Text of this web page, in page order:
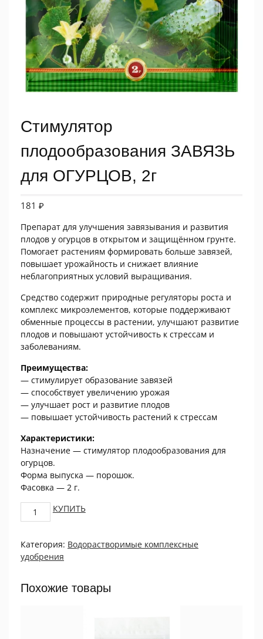
Стимулятор
плодообразования ЗАВЯЗЬ
для ОГУРЦОВ, 2г
181 ₽
Препарат для улучшения завязывания и развития
плодов у огурцов в открытом и защищённом грунте.
Помогает растениям формировать больше завязей,
повышает урожайность и снижает влияние
неблагоприятных условий выращивания.
Средство содержит природные регуляторы роста и
комплекс микроэлементов, которые поддерживают
обменные процессы в растении, улучшают развитие
плодов и повышают устойчивость к стрессам и
заболеваниям.
Преимущества:
— стимулирует образование завязей
— способствует увеличению урожая
— улучшает рост и развитие плодов
— повышает устойчивость растений к стрессам
Характеристики:
Назначение — стимулятор плодообразования для
огурцов.
Форма выпуска — порошок.
Фасовка — 2 г.
Стимулятор
плодообразования
для
ОГУРЦОВ,
quantity
КУПИТЬ
Категория: Водорастворимые комплексные
удобрения
Похожие товары